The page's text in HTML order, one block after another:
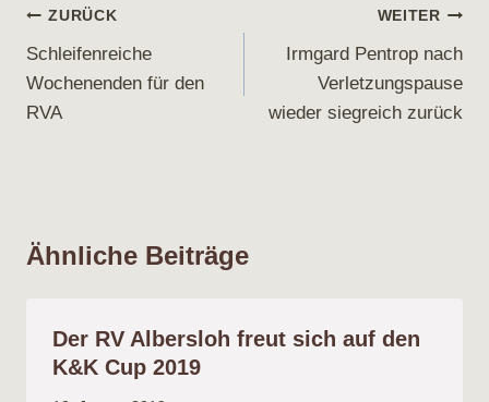
Beitragsnavigation
ZURÜCK
Schleifenreiche
Wochenenden für den
RVA
WEITER
Irmgard Pentrop nach
Verletzungspause
wieder siegreich zurück
Ähnliche Beiträge
Der RV Albersloh freut sich auf den
K&K Cup 2019